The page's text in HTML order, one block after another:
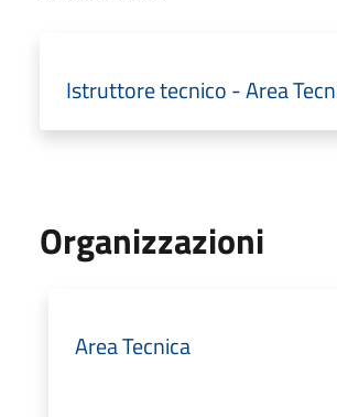
Istruttore tecnico - Area
Organizzazioni
Area Tecnica